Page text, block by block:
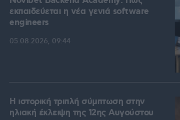
εκπαιδεύεται η νέα γενιά software
engineers
05.08.2026, 09:44
Η ιστορική τριπλή σύμπτωση στην
ηλιακή έκλειψη της 12ης Αυγούστου